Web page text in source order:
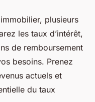
plusieurs
les taux d’intérêt,
de remboursement
besoins. Prenez
actuels et
du taux